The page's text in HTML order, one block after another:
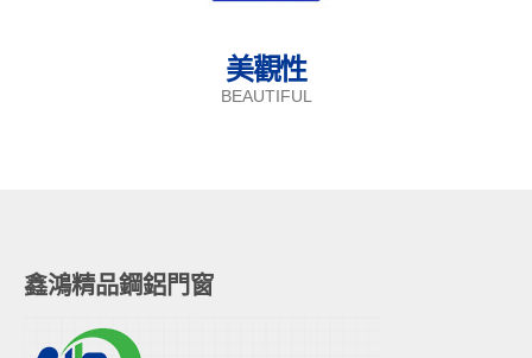
美觀性
BEAUTIFUL
鑫鴻精品鋼鋁門窗